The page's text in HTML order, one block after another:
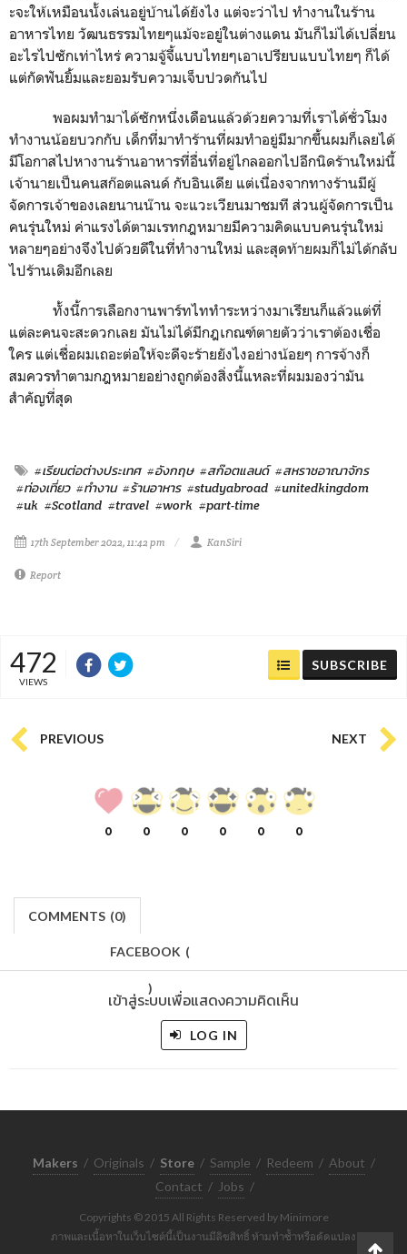
ะจะให้เหมือนนั้งเล่นอยู่บ้านได้ยังไง แต่จะว่าไป ทำงานในร้าน
อาหารไทย วัฒนธรรมไทยๆแม้จะอยู่ในต่างแดน มันก็ไม่ได้เปลี่ยน
อะไรไปซักเท่าไหร่ ความจู้จี้แบบไทยๆเอาเปรียบแบบไทยๆ ก็ได้
แต่กัดฟันยิ้มและยอมรับความเจ็บปวดกันไป
พอผมทำมาได้ซักหนึ่งเดือนแล้วด้วยความที่เราได้ชั่วโมง
ทำงานน้อยบวกกับ เด็กที่มาทำร้านที่ผมทำอยู่มีมากขึ้นผมก็เลยได้
มีโอกาสไปหางานร้านอาหารที่อื่นที่อยู่ไกลออกไปอีกนิดร้านใหม่นี้
เจ้านายเป็นคนสก๊อตแลนด์ กับอินเดีย แต่เนื่องจากทางร้านมีผู้
จัดการเจ้าของเลยนานน๊าน จะแวะเวียนมาชมที ส่วนผู้จัดการเป็น
คนรุ่นใหม่ ค่าแรงได้ตามเรทกฎหมายมีความคิดแบบคนรุ่นใหม่
หลายๆอย่างจึงไปด้วยดีในที่ทำงานใหม่ และสุดท้ายผมก็ไม่ได้กลับ
ไปร้านเดิมอีกเลย
ทั้งนี้การเลือกงานพาร์ทไททำระหว่างมาเรียนก็แล้วแต่ที่
แต่ละคนจะสะดวกเลย มันไม่ได้มีกฎเกณฑ์ตายตัวว่าเราต้องเชื่อ
ใคร แต่เชื่อผมเถอะต่อให้จะดีจะร้ายยังไงอย่างน้อยๆ การจ้างก็
สมควรทำตามกฎหมายอย่างถูกต้องสิ่งนี้แหละที่ผมมองว่ามัน
สำคัญที่สุด
#เรียนต่อต่างประเทศ #อังกฤษ #สก๊อตแลนด์ #สหราชอาณาจักร
#ท่องเที่ยว #ทำงาน #ร้านอาหาร #studyabroad #unitedkingdom
#uk #Scotland #travel #work #part-time
17th September 2022, 11:42 pm KanSiri
Report
472
VIEWS
SUBSCRIBE
PREVIOUS NEXT
0 0 0 0 0 0
COMMENTS (0)
FACEBOOK (
)
เข้าสู่ระบบเพื่อแสดงความคิดเห็น
LOG IN
Makers / Originals / Store / Sample / Redeem / About /
Contact / Jobs /
Copyrights © 2015 All Rights Reserved by Minimore
ภาพและเนื้อหาในเว็บไซต์นี้เป็นงานมีลิขสิทธิ์ ห้ามทำซ้ำหรือดัดแปลง